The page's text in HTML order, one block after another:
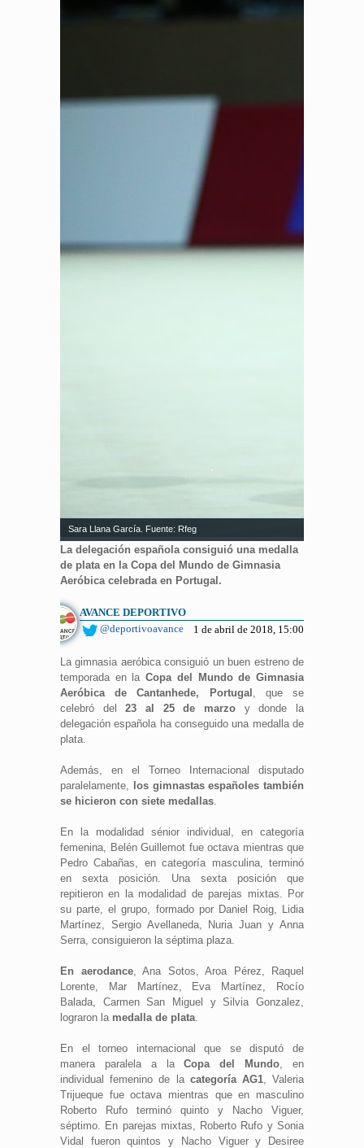
Sara Llana García. Fuente: Rfeg
La delegación española consiguió una medalla
de plata en la Copa del Mundo de Gimnasia
Aeróbica celebrada en Portugal.
AVANCE DEPORTIVO
@deportivoavance
1 de abril de 2018, 15:00
La gimnasia aeróbica consiguió un buen estreno de
temporada en laCopa del Mundo de Gimnasia
Aeróbica de Cantanhede, Portugal , que se
celebró del23 al 25 de marzo y donde la
delegación española ha conseguido una medalla de
plata.
Además, en el Torneo Internacional disputado
paralelamente,
los gimnastas españoles también
se hicieron con siete medallas.
En la modalidad sénior individual, en categoría
femenina, Belén Guillemot fue octava mientras que
Pedro Cabañas, en categoría masculina, terminó
en sexta posición. Una sexta posición que
repitieron en la modalidad de parejas mixtas. Por
su parte, el grupo, formado por Daniel Roig, Lidia
Martínez, Sergio Avellaneda, Nuria Juan y Anna
Serra, consiguieron la séptima plaza.
En aerodance, Ana Sotos, Aroa Pérez, Raquel
Lorente, Mar Martínez, Eva Martínez, Rocío
Balada, Carmen San Miguel y Silvia Gonzalez,
lograron la medalla de plata.
En el torneo internacional que se disputó de
manera paralela a laCopa del Mundo, en
individual femenino de la categoría AG1, Valeria
Trijueque fue octava mientras que en masculino
Roberto Rufo terminó quinto y Nacho Viguer,
séptimo. En parejas mixtas, Roberto Rufo y Sonia
Vidal fueron quintos y Nacho Viguer y Desiree